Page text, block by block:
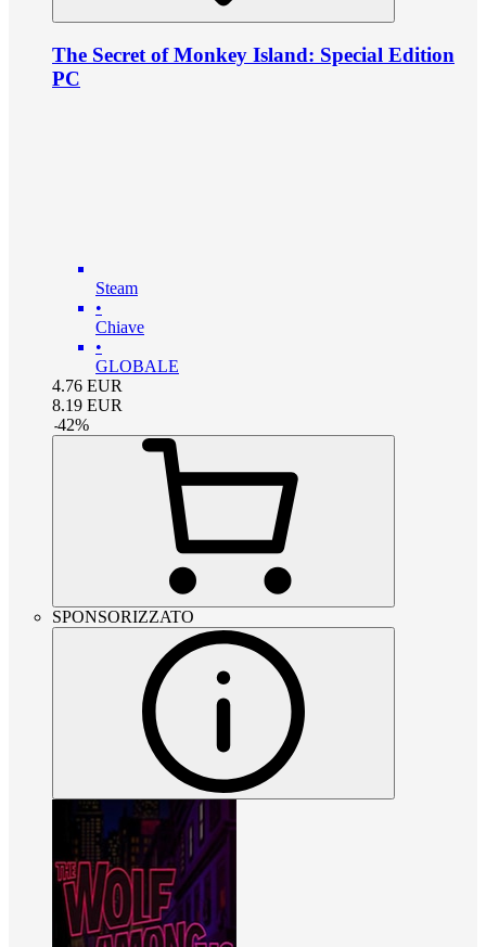
The Secret of Monkey Island: Special Edition
PC
Steam
•
Chiave
•
GLOBALE
4.76 EUR
8.19 EUR
-42%
SPONSORIZZATO